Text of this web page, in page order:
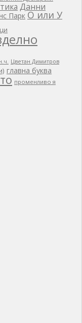
Данни
Парк О или У
Цветан Димитров
главна буква
променливо я